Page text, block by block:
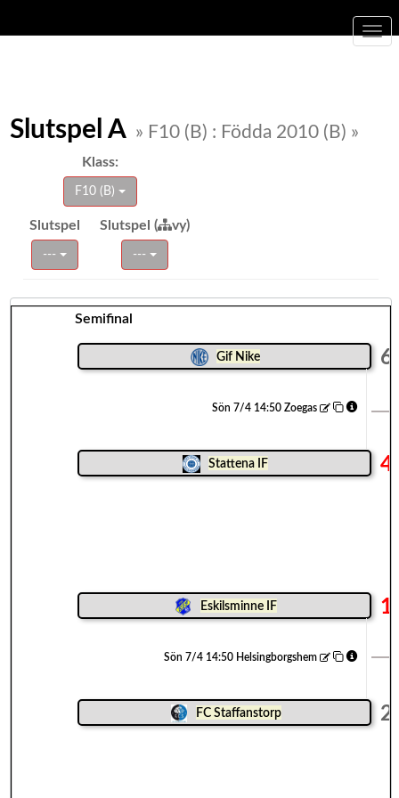
Slutspel A » F10 (B) : Födda 2010 (B) »
Klass:
F10 (B)
Slutspel Slutspel ( vy)
--- ---
Semifinal
Gif Nike 6
Sön 7/4 14:50 Zoegas
Stattena IF 4
Eskilsminne IF 1
Sön 7/4 14:50 Helsingborgshem
FC Staffanstorp 2